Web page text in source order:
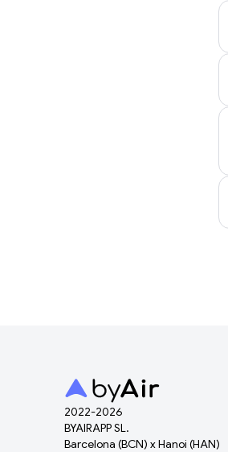
2022-2026
BYAIRAPP SL.
Barcelona (BCN) x Hanoi (HAN)